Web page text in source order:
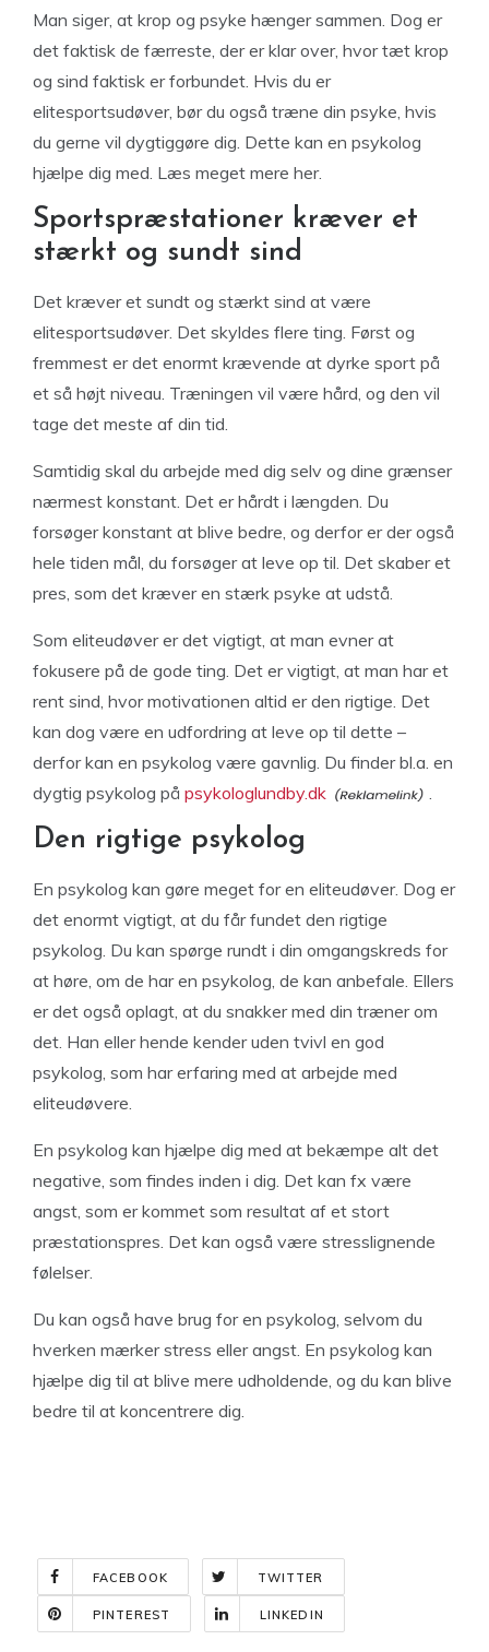
Man siger, at krop og psyke hænger sammen. Dog er
det faktisk de færreste, der er klar over, hvor tæt krop
og sind faktisk er forbundet. Hvis du er
elitesportsudøver, bør du også træne din psyke, hvis
du gerne vil dygtiggøre dig. Dette kan en psykolog
hjælpe dig med. Læs meget mere her.
Sportspræstationer kræver et
stærkt og sundt sind
Det kræver et sundt og stærkt sind at være
elitesportsudøver. Det skyldes flere ting. Først og
fremmest er det enormt krævende at dyrke sport på
et så højt niveau. Træningen vil være hård, og den vil
tage det meste af din tid.
Samtidig skal du arbejde med dig selv og dine grænser
nærmest konstant. Det er hårdt i længden. Du
forsøger konstant at blive bedre, og derfor er der også
hele tiden mål, du forsøger at leve op til. Det skaber et
pres, som det kræver en stærk psyke at udstå.
Som eliteudøver er det vigtigt, at man evner at
fokusere på de gode ting. Det er vigtigt, at man har et
rent sind, hvor motivationen altid er den rigtige. Det
kan dog være en udfordring at leve op til dette –
derfor kan en psykolog være gavnlig. Du finder bl.a. en
dygtig psykolog på psykologlundby.dk .
Den rigtige psykolog
En psykolog kan gøre meget for en eliteudøver. Dog er
det enormt vigtigt, at du får fundet den rigtige
psykolog. Du kan spørge rundt i din omgangskreds for
at høre, om de har en psykolog, de kan anbefale. Ellers
er det også oplagt, at du snakker med din træner om
det. Han eller hende kender uden tvivl en god
psykolog, som har erfaring med at arbejde med
eliteudøvere.
En psykolog kan hjælpe dig med at bekæmpe alt det
negative, som findes inden i dig. Det kan fx være
angst, som er kommet som resultat af et stort
præstationspres. Det kan også være stresslignende
følelser.
Du kan også have brug for en psykolog, selvom du
hverken mærker stress eller angst. En psykolog kan
hjælpe dig til at blive mere udholdende, og du kan blive
bedre til at koncentrere dig.
FACEBOOK TWITTER
PINTEREST LINKEDIN